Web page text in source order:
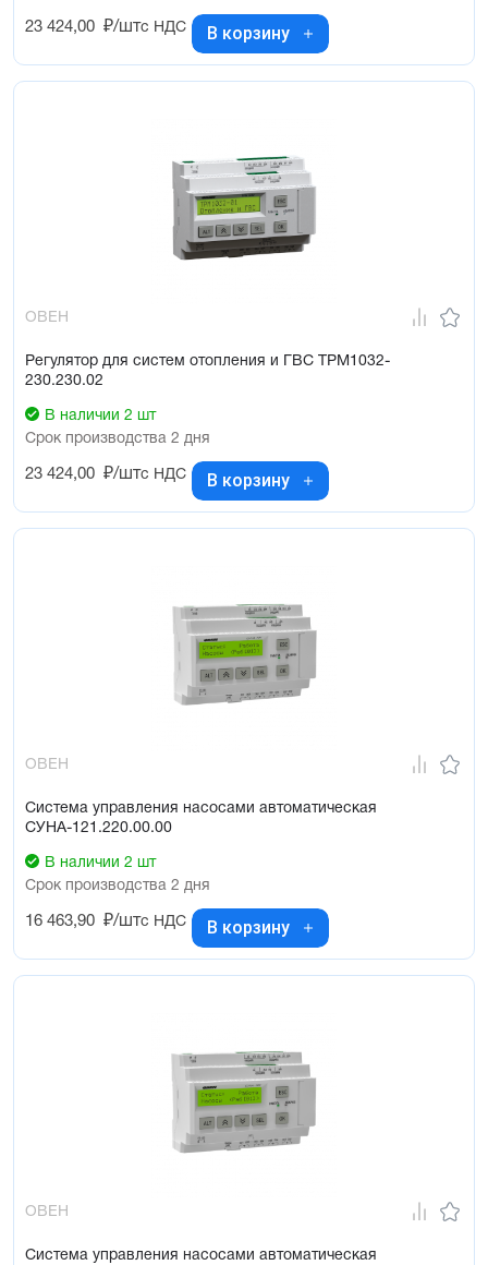
23 424,00 ₽/штс НДС В корзину
ОВЕН
Регулятор для систем отопления и ГВС ТРМ1032-
230.230.02
В наличии 2 шт
Срок производства 2 дня
23 424,00 ₽/штс НДС В корзину
ОВЕН
Система управления насосами автоматическая
СУНА-121.220.00.00
В наличии 2 шт
Срок производства 2 дня
16 463,90 ₽/штс НДС В корзину
ОВЕН
Система управления насосами автоматическая